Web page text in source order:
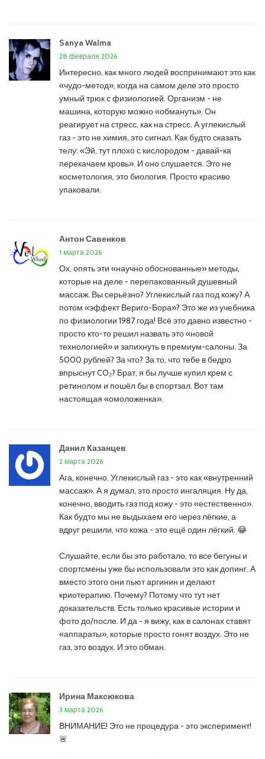
Sanya Walma
28 февраля 2026
Интересно, как много людей воспринимают это как
«чудо-метод», когда на самом деле это просто
умный трюк с физиологией. Организм - не
машина, которую можно «обмануть». Он
реагирует на стресс, как на стресс. А углекислый
газ - это не химия, это сигнал. Как будто сказать
телу: «Эй, тут плохо с кислородом - давай-ка
перекачаем кровь». И оно слушается. Это не
косметология, это биология. Просто красиво
упаковали.
Антон Савенков
1 марта 2026
Ох, опять эти «научно обоснованные» методы,
которые на деле - перепакованный душевный
массаж. Вы серьёзно? Углекислый газ под кожу? А
потом «эффект Вериго-Бора»? Это же из учебника
по физиологии 1987 года! Всё это давно известно -
просто кто-то решил назвать это «новой
технологией» и запихнуть в премиум-салоны. За
5000 рублей? За что? За то, что тебе в бедро
впрыснут CO₂? Брат, я бы лучше купил крем с
ретинолом и пошёл бы в спортзал. Вот там
настоящая «омоложенка».
Данил Казанцев
2 марта 2026
Ага, конечно. Углекислый газ - это как «внутренний
массаж». А я думал, это просто ингаляция. Ну да,
конечно, вводить газ под кожу - это «естественно».
Как будто мы не выдыхаем его через лёгкие, а
вдруг решили, что кожа - это ещё один лёгкий. 😂
Слушайте, если бы это работало, то все бегуны и
спортсмены уже бы использовали это как допинг. А
вместо этого они пьют аргинин и делают
криотерапию. Почему? Потому что тут нет
доказательств. Есть только красивые истории и
фото до/после. И да - я вижу, как в салонах ставят
«аппараты», которые просто гонят воздух. Это не
газ, это воздух. И это обман.
Ирина Максюкова
3 марта 2026
ВНИМАНИЕ! Это не процедура - это эксперимент!
🚨